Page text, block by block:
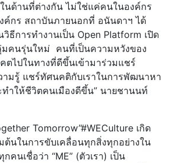
นด้านที่ต่างกัน ไม่ใช่แค่คนในองค์กร
ค์กร สถาบันภายนอกที่ อนันดาฯ ได้
วิธีการทำงานเป็น Open Platform เปิด
คนรุ่นใหม่ คนที่เป็นความหวังของ
ตไปในทางที่ดีขึ้นเข้ามาร่วมแชร์
มรู้ แชร์ทัศนคติกับเราในการพัฒนาหา
ทำให้ชีวิตคนเมืองดีขึ้น” นายชานนท์
Tomorrow”#WECulture เกิด
ต้นในการขับเคลื่อนทุกสิ่งทุกอย่างใน
นเชื่อว่า “ME” (ตัวเรา) เป็น